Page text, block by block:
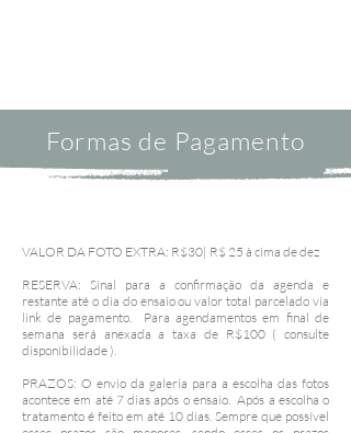
Formas de Pagamento
VALOR DA FOTO EXTRA: R$30| R$ 25 à cima de dez
RESERVA: Sinal para a confirmação da agenda e
restante até o dia do ensaio ou valor total parcelado via
link de pagamento. Para agendamentos em final de
semana será anexada a taxa de R$100 ( consulte
disponibilidade ).
PRAZOS: O envio da galeria para a escolha das fotos
acontece em até 7 dias após o ensaio. Após a escolha o
tratamento é feito em até 10 dias. Sempre que possível